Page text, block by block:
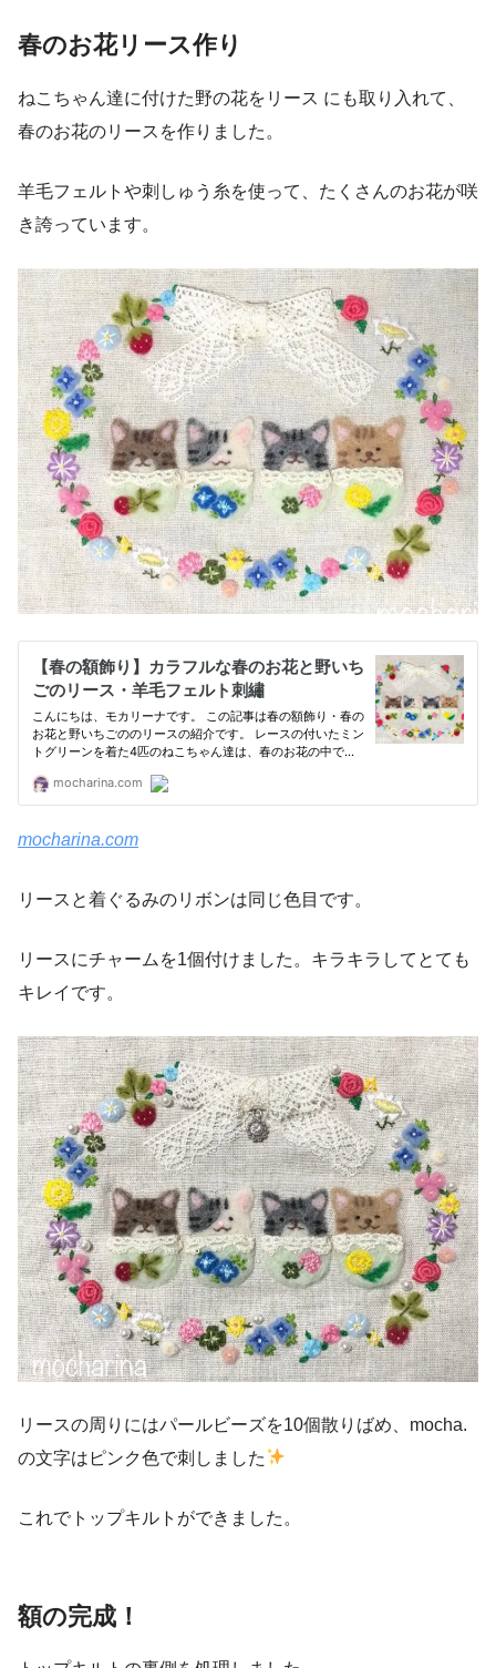
春のお花リース作り
ねこちゃん達に付けた野の花をリース にも取り入れて、
春のお花のリースを作りました。
羊毛フェルトや刺しゅう糸を使って、たくさんのお花が咲
き誇っています。
mocharina.com
リースと着ぐるみのリボンは同じ色目です。
リースにチャームを1個付けました。キラキラしてとても
キレイです。
リースの周りにはパールビーズを10個散りばめ、mocha.
の文字はピンク色で刺しました
これでトップキルトができました。
額の完成！